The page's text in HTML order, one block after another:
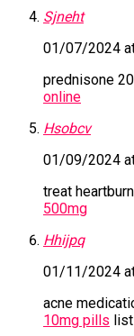
Sjneht
01/07/2024
prednisone
online
Hsobcv
01/09/2024
treat
500mg
Hhijpq
01/11/2024
acne
10mg pills